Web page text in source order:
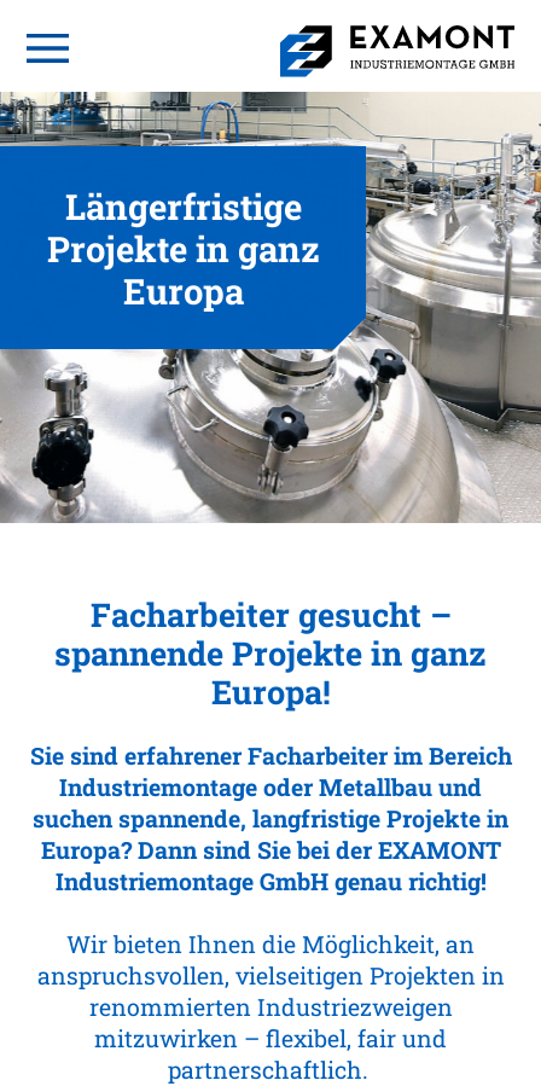
Längerfristige
Projekte in ganz
Europa
Facharbeiter gesucht –
spannende Projekte in ganz
Europa!
Sie sind erfahrener Facharbeiter im Bereich
Industriemontage oder Metallbau und
suchen spannende, langfristige Projekte in
Europa? Dann sind Sie bei der EXAMONT
Industriemontage GmbH genau richtig!
Wir bieten Ihnen die Möglichkeit, an
anspruchsvollen, vielseitigen Projekten in
renommierten Industriezweigen
mitzuwirken – flexibel, fair und
partnerschaftlich.